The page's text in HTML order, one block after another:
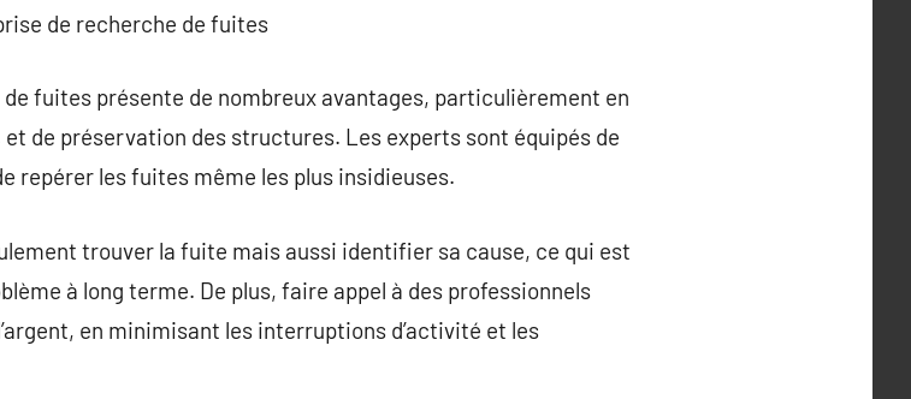
de recherche de fuites
fuites présente de nombreux avantages, particulièrement en
de préservation des structures. Les experts sont équipés de
repérer les fuites même les plus insidieuses.
trouver la fuite mais aussi identifier sa cause, ce qui est
à long terme. De plus, faire appel à des professionnels
en minimisant les interruptions d’activité et les